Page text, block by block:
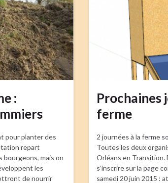
:
pour planter des
repart
mais on
les
de nourrir
Prochaines
ferme
2 journées à la ferme
Toutes les deux
Orléans en Transition.
s’inscrire sur la page
samedi 20 juin 2015 :